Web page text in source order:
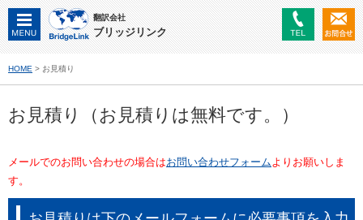
翻訳会社
ブリッジリンク
HOME > お見積り
お見積り（お見積りは無料です。）
メールでのお問い合わせの場合はお問い合わせフォームよりお願いしま
す。